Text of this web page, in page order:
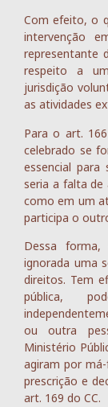
Com efeito, o
intervenção
representante
respeito a
jurisdição
as atividades
Para o art.
celebrado se
essencial
seria a falta
como em um
participa o
Dessa
ignorada uma
direitos. Tem
pública,
ou outra
Ministério
agiram por
prescrição e
art. 169 do CC.